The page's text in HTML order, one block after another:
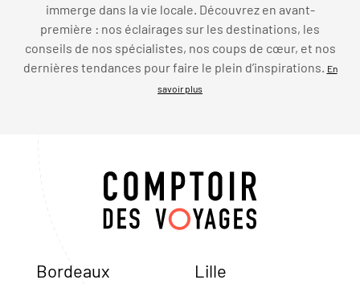
immerge dans la vie locale. Découvrez en avant-
première : nos éclairages sur les destinations, les
conseils de nos spécialistes, nos coups de cœur, et nos
dernières tendances pour faire le plein d’inspirations.
En
savoir plus
Bordeaux Lille